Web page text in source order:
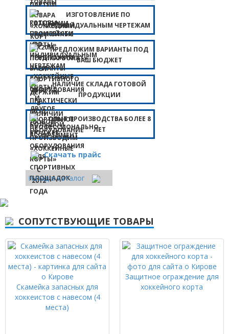
ИЗГОТОВЛЕНИЕ ПО
ИНДИВИДУАЛЬНЫМ ЧЕРТЕЖАМ
ПРЕДЛОЖИМ ВАРИАНТЫ ПОД
ВАШ БЮДЖЕТ
НАЛИЧИЕ СКЛАДА ГОТОВОЙ
ПРОДУКЦИИ
ОПЫТ ПРОИЗВОДСТВА БОЛЕЕ 8
ЛЕТ
Скачать прайс
Назад в каталог
СОПУТСТВУЮЩИЕ ТОВАРЫ
Скамейка запасных для
хоккеистов с навесом (4
места)
Защитное ограждение для
хоккейного корта